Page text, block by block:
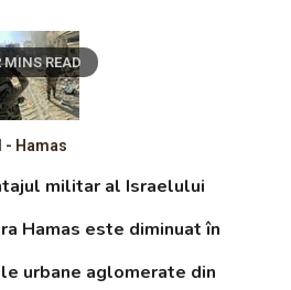
MINS READ
- Hamas
militar al Israelului
Hamas este diminuat în
urbane aglomerate din